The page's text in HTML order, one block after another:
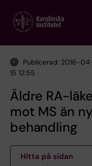
main
Publicerad: 2016-
15 12:55
Äldre RA-
mot MS än
behandling
Hitta på sidan